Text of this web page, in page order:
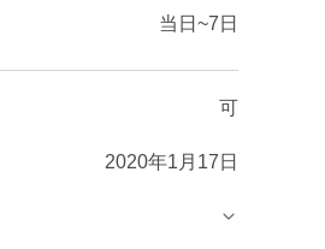
当日~7日
可
2020年1月17日